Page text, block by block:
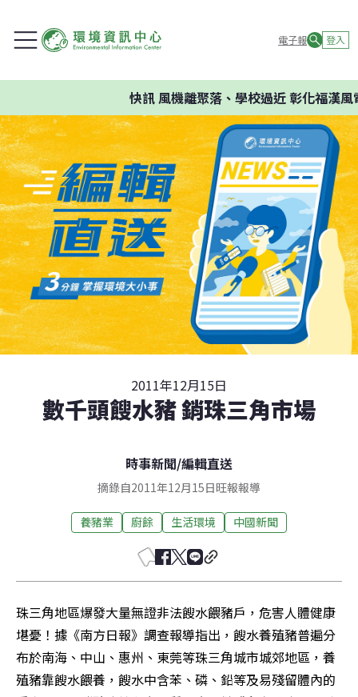
電子報 登入
快訊風機離聚落、學校過近 彰化福漢風
2011年12月15日
數千頭餿水豬 銷珠三角市場
時事新聞/編輯直送
摘錄自2011年12月15日旺報報導
養豬業 廚餘 生活環境 中國新聞
珠三角地區爆發大量無證非法餿水餵豬戶，危害人體健康
堪憂！據《南方日報》調查報導指出，餿水養殖豬普遍分
布於南海、中山、惠州、東莞等珠三角城市城郊地區，養
殖豬靠餿水餵養，餿水中含苯、磷、鉛等及易殘留體內的